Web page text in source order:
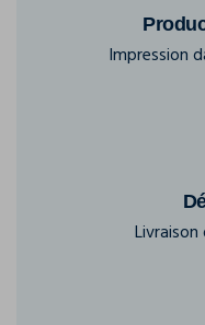
Impression